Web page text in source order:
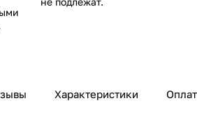
с
Характеристики